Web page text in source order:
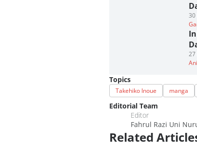
30
27
Topics
Takehiko Inoue manga
Editorial Team
Editor
Fahrul Razi Uni
Related